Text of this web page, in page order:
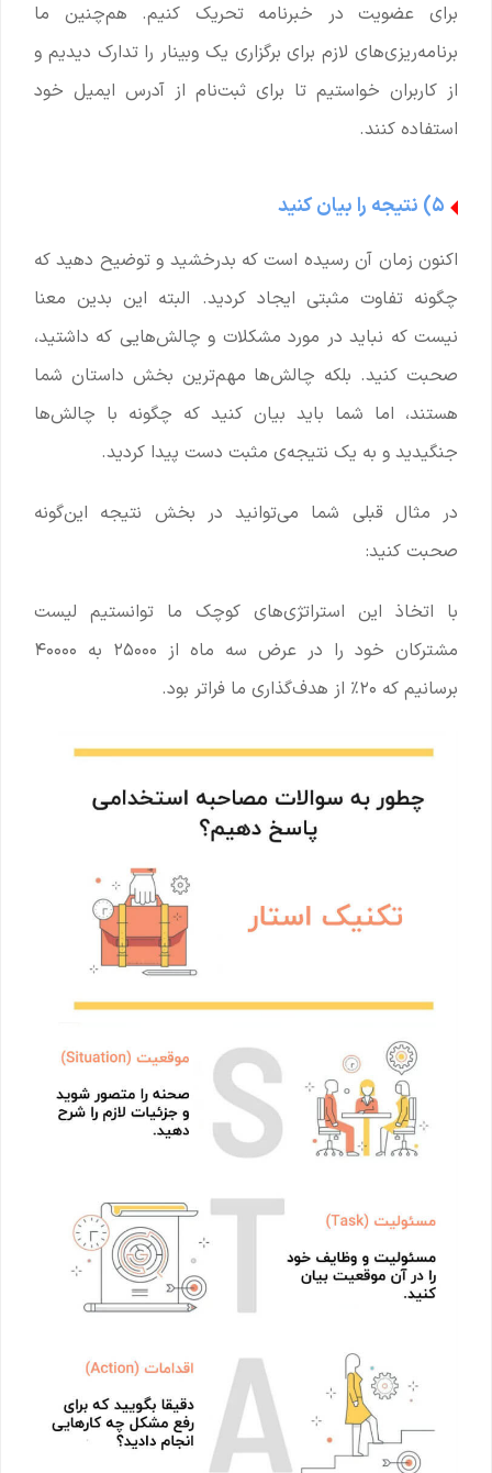
برای عضویت در خبرنامه تحریک کنیم. هم‌چنین ما
برنامه‌ریزی‌های لازم برای برگزاری یک وبینار را تدارک دیدیم و
از کاربران خواستیم تا برای ثبت‌نام از آدرس ایمیل خود
استفاده کنند.
۵) نتیجه را بیان کنید
اکنون زمان آن رسیده است که بدرخشید و توضیح دهید که
چگونه تفاوت مثبتی ایجاد کردید. البته این بدین معنا
نیست که نباید در مورد مشکلات و چالش‌هایی که داشتید،
صحبت کنید. بلکه چالش‌ها مهم‌ترین بخش داستان شما
هستند، اما شما باید بیان کنید که چگونه با چالش‌ها
جنگیدید و به یک نتیجه‌ی مثبت دست پیدا کردید.
در مثال قبلی شما می‌توانید در بخش نتیجه این‌گونه
صحبت کنید:
با اتخاذ این استراتژی‌های کوچک ما توانستیم لیست
مشترکان خود را در عرض سه ماه از ۲۵۰۰۰ به ۴۰۰۰۰
برسانیم که ۲۰٪ از هدف‌گذاری‌ ما فراتر بود.